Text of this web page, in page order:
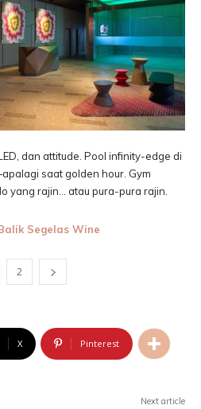
dan attitude. Pool infinity-edge di
saat golden hour. Gym
yang rajin… atau pura-pura rajin.
Segelas Wine
2
X Pinterest
Next article